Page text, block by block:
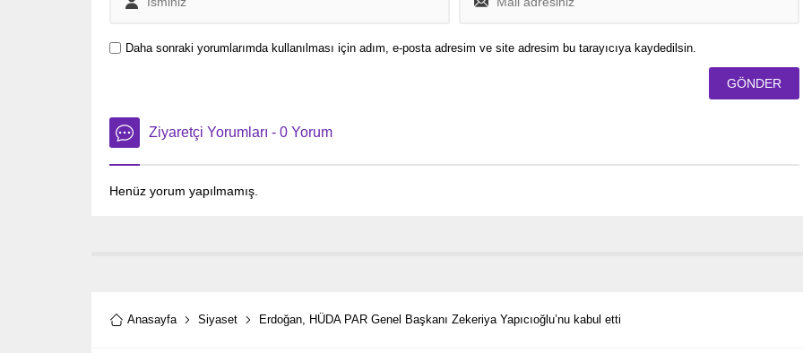
Daha sonraki yorumlarımda kullanılması için adım, e-posta adresim ve site adresim bu tarayıcıya kaydedilsin.
Ziyaretçi Yorumları - 0 Yorum
Henüz yorum yapılmamış.
Anasayfa Siyaset Erdoğan, HÜDA PAR Genel Başkanı Zekeriya Yapıcıoğlu’nu kabul etti